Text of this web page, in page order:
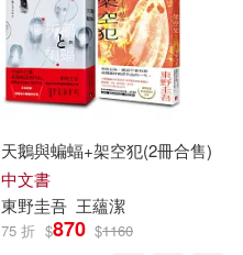
天鵝與蝙蝠+架空犯(2冊合售)
中文書
東野圭吾 王蘊潔
75 折 $870 $1160